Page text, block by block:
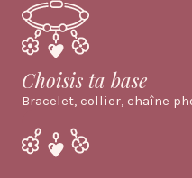
Choisis ta base
Bracelet, collier, chaîne